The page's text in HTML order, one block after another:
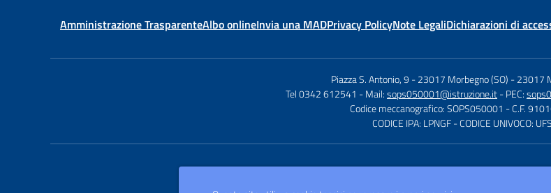
Amministrazione TrasparenteAlbo onlineInvia una MADPrivacy PolicyNote LegaliDichiarazioni di
Piazza S. Antonio, 9 - 23017 Morbegno (SO) -23017
Tel 0342 612541 - Mail:sops050001@istruzione.it- PEC:
Codice meccanografico: SOPS050001 - C.F.
CODICE IPA: LPNGF - CODICE UNIVOCO: